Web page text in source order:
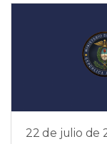
22 de julio de